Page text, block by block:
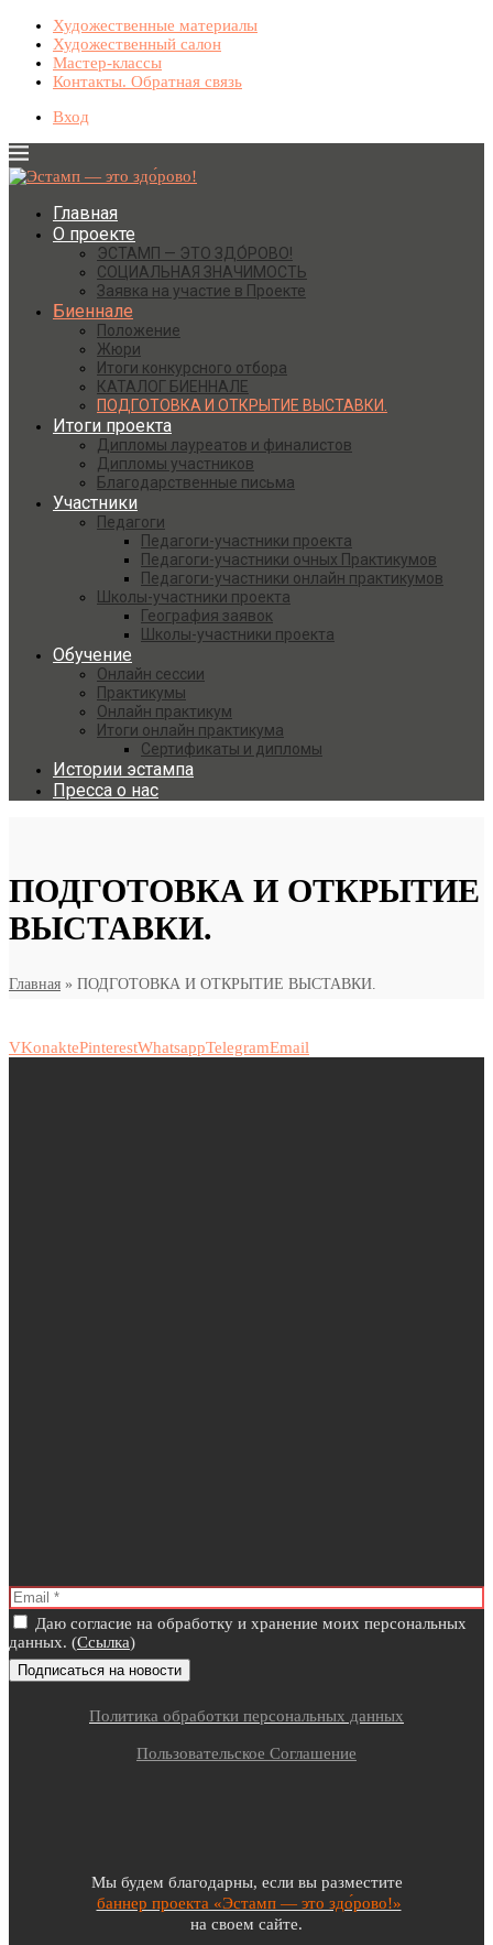
Художественные материалы
Художественный салон
Мастер-классы
Контакты. Обратная связь
Вход
Главная
О проекте
ЭСТАМП — ЭТО ЗДО́РОВО!
СОЦИАЛЬНАЯ ЗНАЧИМОСТЬ
Заявка на участие в Проекте
Биеннале
Положение
Жюри
Итоги конкурсного отбора
КАТАЛОГ БИЕННАЛЕ
ПОДГОТОВКА И ОТКРЫТИЕ ВЫСТАВКИ.
Итоги проекта
Дипломы лауреатов и финалистов
Дипломы участников
Благодарственные письма
Участники
Педагоги
Педагоги-участники проекта
Педагоги-участники очных Практикумов
Педагоги-участники онлайн практикумов
Школы-участники проекта
География заявок
Школы-участники проекта
Обучение
Онлайн сессии
Практикумы
Онлайн практикум
Итоги онлайн практикума
Сертификаты и дипломы
Истории эстампа
Пресса о нас
ПОДГОТОВКА И ОТКРЫТИЕ
ВЫСТАВКИ.
Главная » ПОДГОТОВКА И ОТКРЫТИЕ ВЫСТАВКИ.
VKonaktePinterestWhatsappTelegramEmail
Даю согласие на обработку и хранение моих персональных
данных. (Ссылка)
Политика обработки персональных данных
Пользовательское Соглашение
Мы будем благодарны, если вы разместите
баннер проекта «Эстамп — это здо́рово!»
на своем сайте.